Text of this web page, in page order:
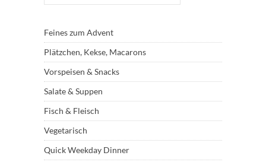
Feines zum Advent
Plätzchen, Kekse, Macarons
Vorspeisen & Snacks
Salate & Suppen
Fisch & Fleisch
Vegetarisch
Quick Weekday Dinner